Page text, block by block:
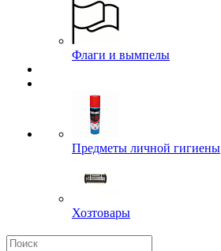
Флаги и вымпелы
Предметы личной гигиены
Хозтовары